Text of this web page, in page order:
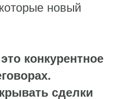
новый
конкурентное
сделки